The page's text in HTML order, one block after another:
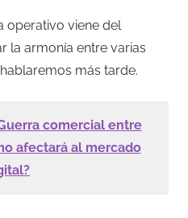
operativo viene del
la armonía entre varias
más tarde.
comercial entre
afectará al mercado